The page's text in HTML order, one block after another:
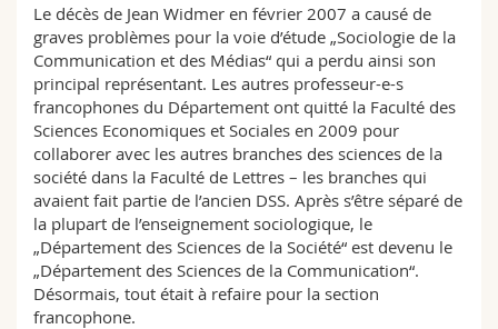
Le décès de Jean Widmer en février 2007 a causé de
graves problèmes pour la voie d’étude „Sociologie de la
Communication et des Médias“ qui a perdu ainsi son
principal représentant. Les autres professeur-e-s
francophones du Département ont quitté la Faculté des
Sciences Economiques et Sociales en 2009 pour
collaborer avec les autres branches des sciences de la
société dans la Faculté de Lettres – les branches qui
avaient fait partie de l’ancien DSS. Après s’être séparé de
la plupart de l’enseignement sociologique, le
„Département des Sciences de la Société“ est devenu le
„Département des Sciences de la Communication“.
Désormais, tout était à refaire pour la section
francophone.